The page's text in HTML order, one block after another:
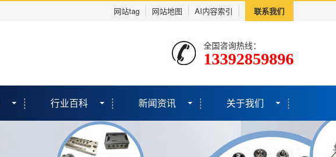
网站tag 网站地图 AI内容索引 联系我们
全国咨询热线：
13392859896
行业百科 新闻资讯 关于我们